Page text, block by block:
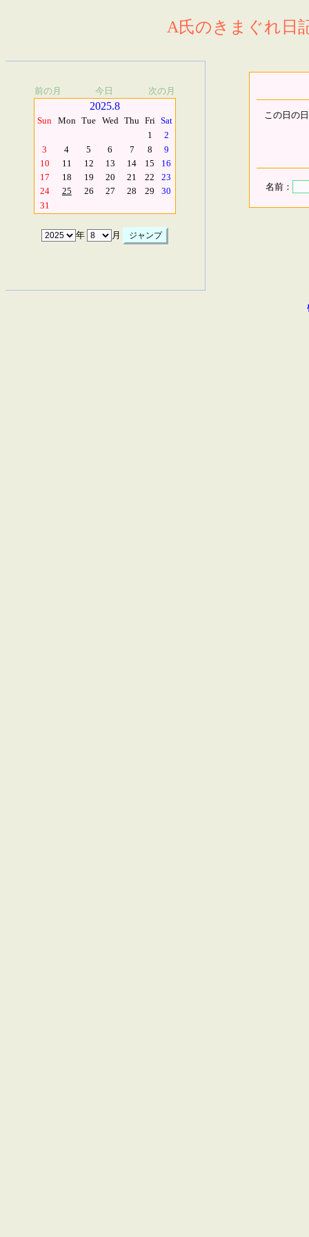
A氏のきまぐれ日
前の月 今日 次の月
2025.8
Sun Mon Tue Wed Thu Fri Sat
1
2
3
4 5 6 7 8
9
10
11 12 13 14 15
16
17
18 19 20 21 22
23
24
25 26 27 28 29
30
31
年 月
この日の
名前：